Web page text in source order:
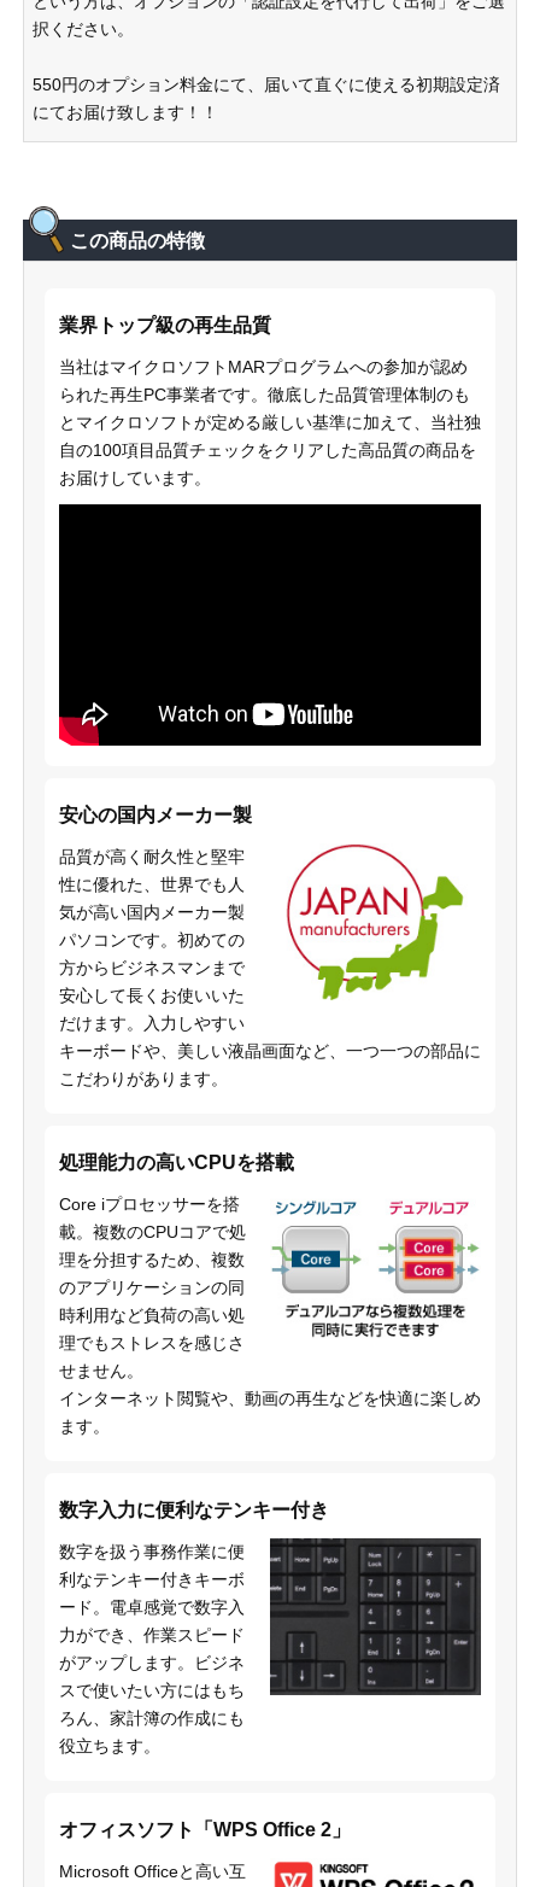
択ください。
550円のオプション料金にて、届いて直ぐに使える初期設定済
にてお届け致します！！
この商品の特徴
業界トップ級の再生品質
当社はマイクロソフトMARプログラムへの参加が認め
られた再生PC事業者です。徹底した品質管理体制のも
とマイクロソフトが定める厳しい基準に加えて、当社独
自の100項目品質チェックをクリアした高品質の商品を
お届けしています。
安心の国内メーカー製
品質が高く耐久性と堅牢
性に優れた、世界でも人
気が高い国内メーカー製
パソコンです。初めての
方からビジネスマンまで
安心して長くお使いいた
だけます。入力しやすい
キーボードや、美しい液晶画面など、一つ一つの部品に
こだわりがあります。
処理能力の高いCPUを搭載
Core iプロセッサーを搭
載。複数のCPUコアで処
理を分担するため、複数
のアプリケーションの同
時利用など負荷の高い処
理でもストレスを感じさ
せません。
インターネット閲覧や、動画の再生などを快適に楽しめ
ます。
数字入力に便利なテンキー付き
数字を扱う事務作業に便
利なテンキー付きキーボ
ード。電卓感覚で数字入
力ができ、作業スピード
がアップします。ビジネ
スで使いたい方にはもち
ろん、家計簿の作成にも
役立ちます。
オフィスソフト「WPS Office 2」
Microsoft Officeと高い互